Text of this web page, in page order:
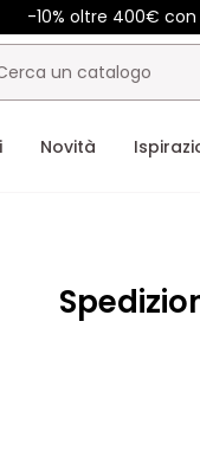
-10% oltre 400€ con
Novità